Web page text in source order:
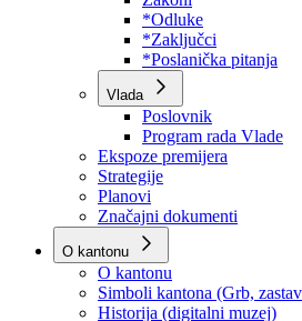
Program rada Skupštine
Budžet 2026
Zakoni
*Odluke
*Zaključci
*Poslanička pitanja
Vlada
Poslovnik
Program rada Vlade
Ekspoze premijera
Strategije
Planovi
Značajni dokumenti
O kantonu